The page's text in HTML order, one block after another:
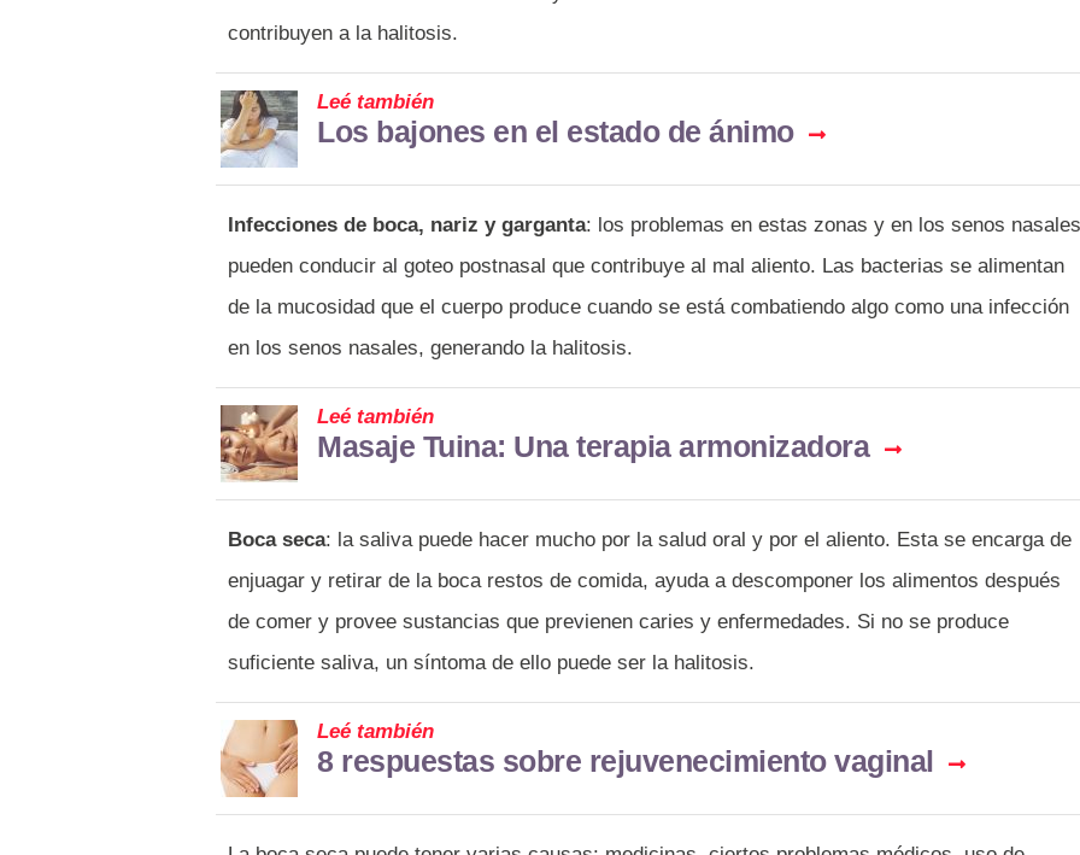
contribuyen a la halitosis.
Leé también
Los bajones en el estado de ánimo
Infecciones de boca, nariz y garganta: los problemas en estas zonas y en los senos nasales
pueden conducir al goteo postnasal que contribuye al mal aliento. Las bacterias se alimentan
de la mucosidad que el cuerpo produce cuando se está combatiendo algo como una infección
en los senos nasales, generando la halitosis.
Leé también
Masaje Tuina: Una terapia armonizadora
Boca seca: la saliva puede hacer mucho por la salud oral y por el aliento. Esta se encarga de
enjuagar y retirar de la boca restos de comida, ayuda a descomponer los alimentos después
de comer y provee sustancias que previenen caries y enfermedades. Si no se produce
suficiente saliva, un síntoma de ello puede ser la halitosis.
Leé también
8 respuestas sobre rejuvenecimiento vaginal